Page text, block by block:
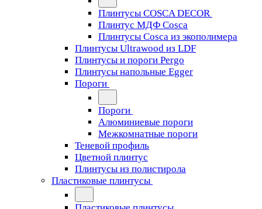
Плинтусы COSCA DECOR
Плинтус МДФ Cosca
Плинтусы Cosca из экополимера
Плинтусы Ultrawood из LDF
Плинтусы и пороги Pergo
Плинтусы напольные Egger
Пороги
Пороги
Алюминиевые пороги
Межкомнатные пороги
Теневой профиль
Цветной плинтус
Плинтусы из полистирола
Пластиковые плинтусы